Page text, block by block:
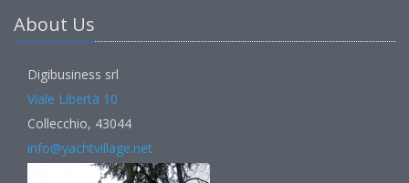
About Us
Digibusiness srl
Viale Libertà 10
Collecchio, 43044
info@yachtvillage.net